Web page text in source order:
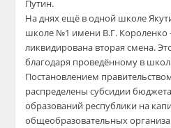
Путин.
На днях ещё в одной школе
школе №1 имени В.Г. Короленко
ликвидирована вторая смена.
благодаря проведённому в
Постановлением
распределены субсидии
образований республики на
общеобразовательных